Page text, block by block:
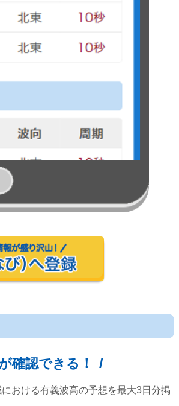
確認できる！
おける有義波高の予想を最大3日分掲